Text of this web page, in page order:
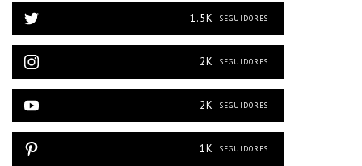
1.5K SEGUIDORES
2K SEGUIDORES
2K SEGUIDORES
1K SEGUIDORES